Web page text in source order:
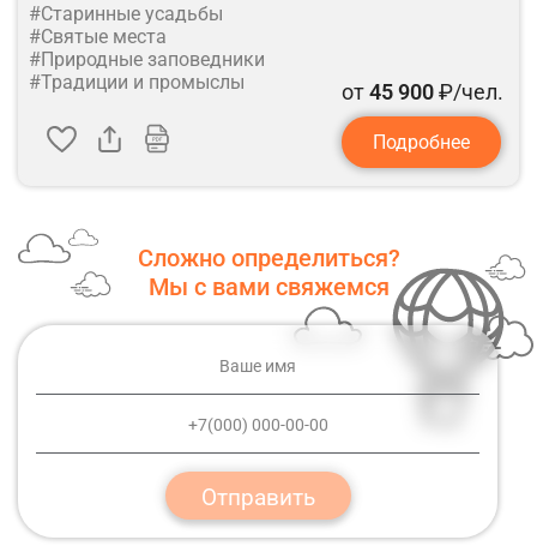
#Старинные усадьбы
#Святые места
#Природные заповедники
#Традиции и промыслы
от45 900₽/чел.
Подробнее
Сложно определиться?
Мы с вами свяжемся
Отправить